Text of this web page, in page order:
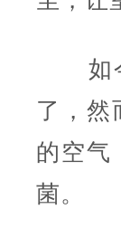
如今
了，然
的空气
菌。